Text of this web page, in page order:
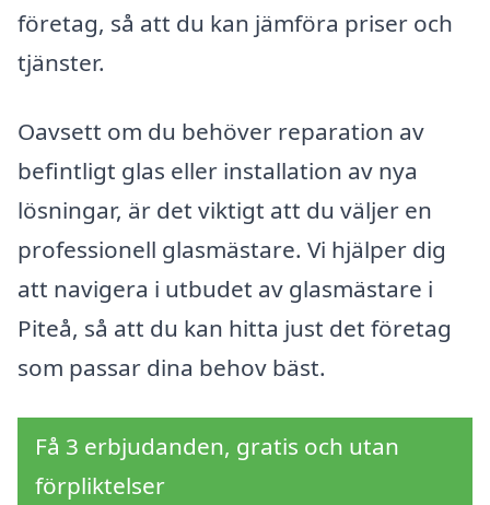
företag, så att du kan jämföra priser och
tjänster.
Oavsett om du behöver reparation av
befintligt glas eller installation av nya
lösningar, är det viktigt att du väljer en
professionell glasmästare. Vi hjälper dig
att navigera i utbudet av glasmästare i
Piteå, så att du kan hitta just det företag
som passar dina behov bäst.
Få 3 erbjudanden, gratis och utan
förpliktelser